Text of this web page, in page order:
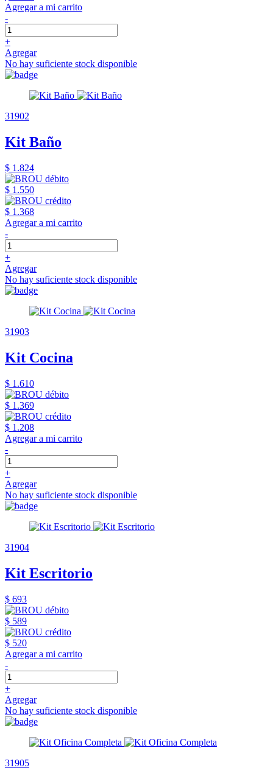
Agregar a mi carrito
-
+
Agregar
No hay suficiente stock disponible
31902
Kit Baño
$ 1.824
$ 1.550
$ 1.368
Agregar a mi carrito
-
+
Agregar
No hay suficiente stock disponible
31903
Kit Cocina
$ 1.610
$ 1.369
$ 1.208
Agregar a mi carrito
-
+
Agregar
No hay suficiente stock disponible
31904
Kit Escritorio
$ 693
$ 589
$ 520
Agregar a mi carrito
-
+
Agregar
No hay suficiente stock disponible
31905